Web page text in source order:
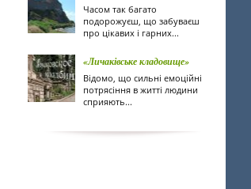
Часом так багато
подорожуєш, що забуваєш
про цікавих і гарних...
«Личаківське кладовище»
Відомо, що сильні емоційні
потрясіння в житті людини
сприяють...